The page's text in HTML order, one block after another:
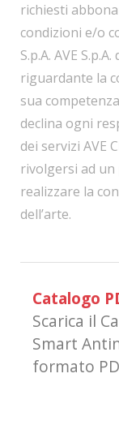
richiesti
condizioni e/o
S.p.A. AVE
riguardante la
sua
declina ogni
dei servizi AVE
rivolgersi ad
realizzare la
dell’arte.
Catalogo
Scarica il
Smart
formato